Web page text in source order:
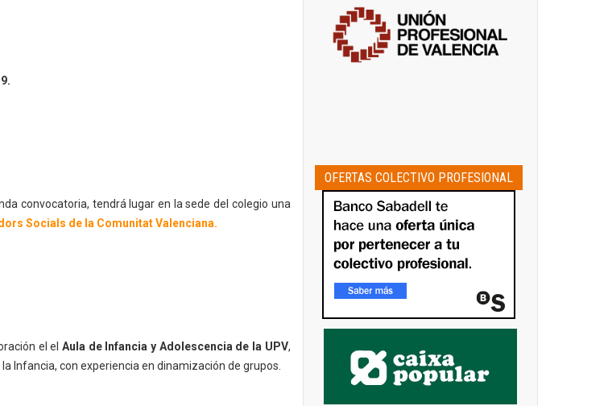
convocatoria, tendrá lugar en la sede del colegio una
Socials de la Comunitat Valenciana.
el elAula de Infancia y Adolescencia de la UPV,
Infancia, con experiencia en dinamización de grupos.
OFERTAS COLECTIVO PROFESIONAL